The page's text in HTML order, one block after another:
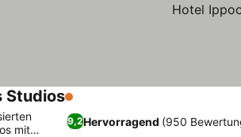
Studios1 Sterne
9,2Hervorragend (950
mit